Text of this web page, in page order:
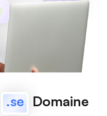
.se Domaine